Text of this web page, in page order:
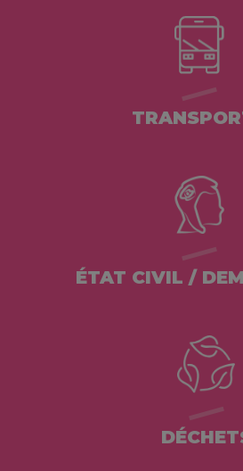
ÉTAT CIVIL /